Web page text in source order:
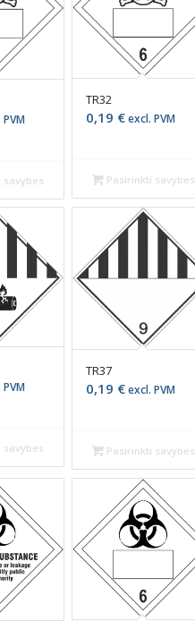
savybes
TR32
0,19 €excl. PVM
Pasirinkti savybes
savybes
TR37
0,19 €excl. PVM
Pasirinkti savybes